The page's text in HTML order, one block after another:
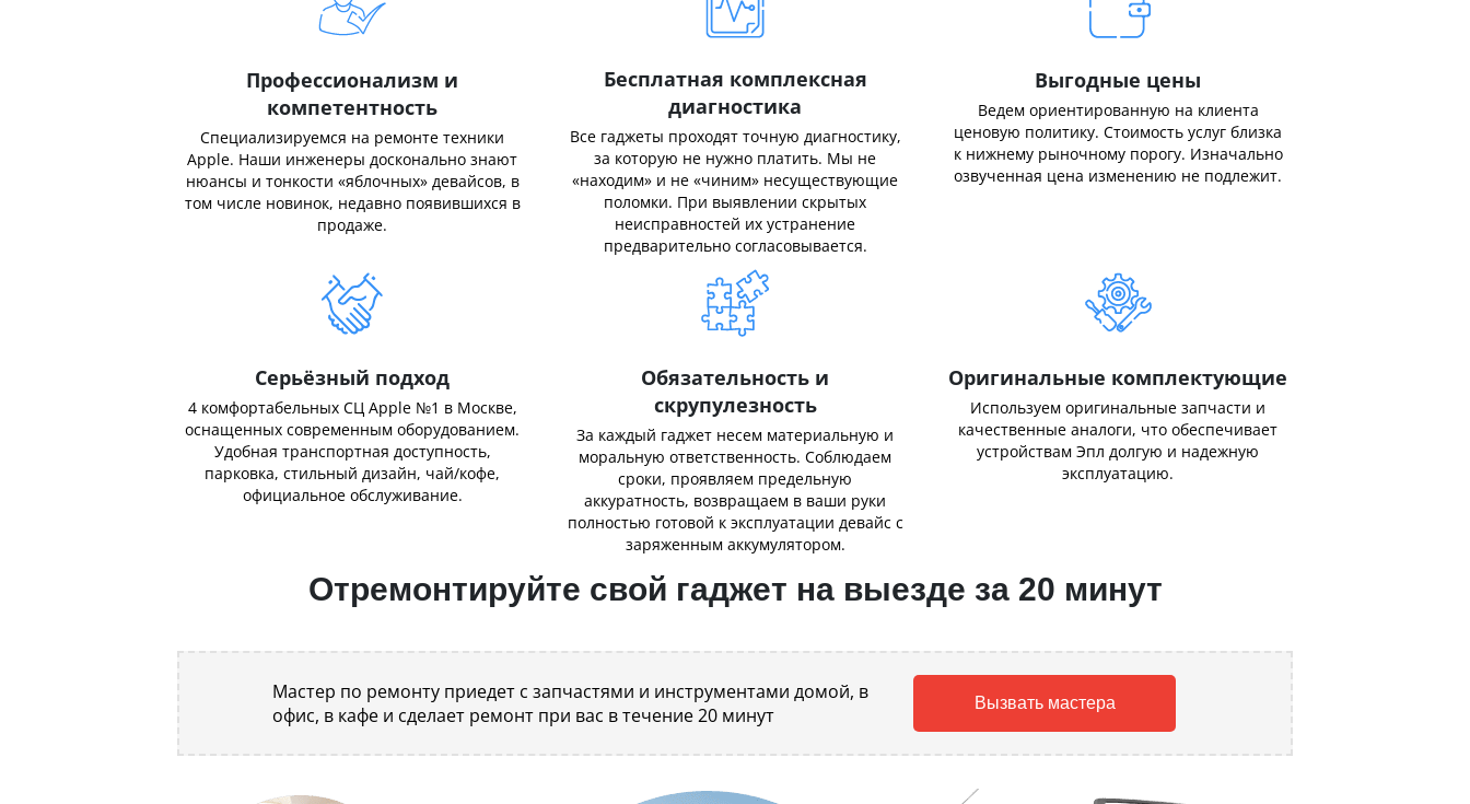
Профессионализм и
компетентность
Специализируемся на ремонте техники
Apple. Наши инженеры досконально знают
нюансы и тонкости «яблочных» девайсов, в
том числе новинок, недавно появившихся в
продаже.
Бесплатная комплексная
диагностика
Все гаджеты проходят точную диагностику,
за которую не нужно платить. Мы не
«находим» и не «чиним» несуществующие
поломки. При выявлении скрытых
неисправностей их устранение
предварительно согласовывается.
Выгодные цены
Ведем ориентированную на клиента
ценовую политику. Стоимость услуг близка
к нижнему рыночному порогу. Изначально
озвученная цена изменению не подлежит.
Серьёзный подход
4 комфортабельных СЦ Apple №1 в Москве,
оснащенных современным оборудованием.
Удобная транспортная доступность,
парковка, стильный дизайн, чай/кофе,
официальное обслуживание.
Обязательность и
скрупулезность
За каждый гаджет несем материальную и
моральную ответственность. Соблюдаем
сроки, проявляем предельную
аккуратность, возвращаем в ваши руки
полностью готовой к эксплуатации девайс с
заряженным аккумулятором.
Оригинальные комплектующие
Используем оригинальные запчасти и
качественные аналоги, что обеспечивает
устройствам Эпл долгую и надежную
эксплуатацию.
Отремонтируйте свой гаджет на выезде за 20 минут
Мастер по ремонту приедет с запчастями и инструментами домой, в
офис, в кафе и сделает ремонт при вас в течение 20 минут
Вызвать мастера